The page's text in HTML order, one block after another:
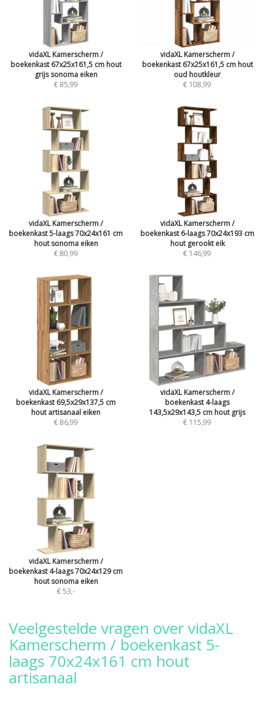
vidaXL Kamerscherm /
boekenkast 67x25x161,5 cm hout
grijs sonoma eiken
€ 85,99
vidaXL Kamerscherm /
boekenkast 67x25x161,5 cm hout
oud houtkleur
€ 108,99
vidaXL Kamerscherm /
boekenkast 5-laags 70x24x161 cm
hout sonoma eiken
€ 80,99
vidaXL Kamerscherm /
boekenkast 6-laags 70x24x193 cm
hout gerookt eik
€ 146,99
vidaXL Kamerscherm /
boekenkast 69,5x29x137,5 cm
hout artisanaal eiken
€ 86,99
vidaXL Kamerscherm /
boekenkast 4-laags
143,5x29x143,5 cm hout grijs
€ 115,99
vidaXL Kamerscherm /
boekenkast 4-laags 70x24x129 cm
hout sonoma eiken
€ 53,-
Veelgestelde vragen over vidaXL
Kamerscherm / boekenkast 5-
laags 70x24x161 cm hout
artisanaal